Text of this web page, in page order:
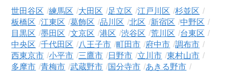
イザーが、これまでのご経歴やご希望を丁寧にヒアリングし、
職務経歴書の作成から面接対策、企業との条件交渉まで、転職
活動の全プロセスを無料でサポートいたします。
求人検索について
シニアジョブエージェントでは、豊富な求人情報の中から、あ
世田谷区 練馬区 大田区 足立区 江戸川区
杉並区
板橋区
江東区 葛飾区 品川区 北区 新宿区
中野区
目黒区
墨田区 文京区 港区 渋谷区 荒川区
台東区
中央区
千代田区 八王子市 町田市 府中市
調布市
西東京市
小平市 三鷹市 日野市 立川市
東村山市
多摩市
青梅市 武蔵野市 国分寺市
あきる野市